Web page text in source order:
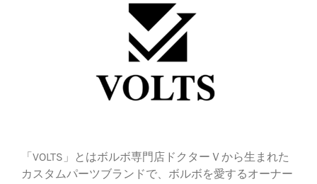
「VOLTS」とはボルボ専門店ドクターＶから生まれた
カスタムパーツブランドで、ボルボを愛するオーナー